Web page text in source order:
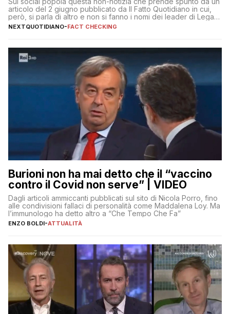
articolo del 2 giugno pubblicato da Il Fatto Quotidiano in cui,
però, si parla di altro e non si fanno i nomi dei leader di Lega e
Fratelli d’Italia
NEXTQUOTIDIANO-FACT CHECKING
Burioni non ha mai detto che il “vaccino
contro il Covid non serve” | VIDEO
Dagli articoli ammiccanti pubblicati sul sito di Nicola Porro, fino
alle condivisioni fallaci di personalità come Maddalena Loy. Ma
l’immunologo ha detto altro a “Che Tempo Che Fa”
ENZO BOLDI-ATTUALITÀ